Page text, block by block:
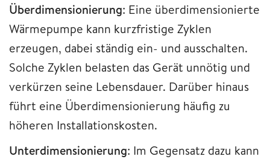
Überdimensionierung: Eine überdimensionierte
Wärmepumpe kann kurzfristige Zyklen
erzeugen, dabei ständig ein- und ausschalten.
Solche Zyklen belasten das Gerät unnötig und
verkürzen seine Lebensdauer. Darüber hinaus
führt eine Überdimensionierung häufig zu
höheren Installationskosten.
Unterdimensionierung: Im Gegensatz dazu kann